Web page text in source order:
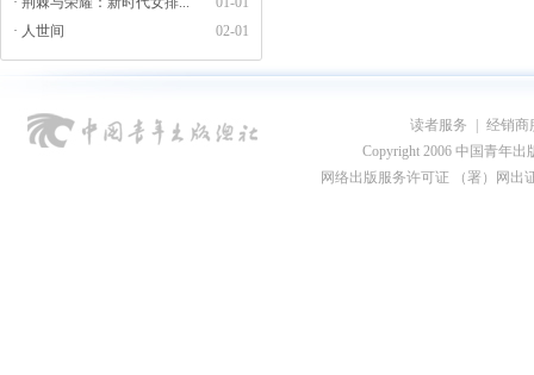
02-01
· 人世间
读者服务
经销商
Copyright 2006 中国青年出
网络出版服务许可证 （署）网出